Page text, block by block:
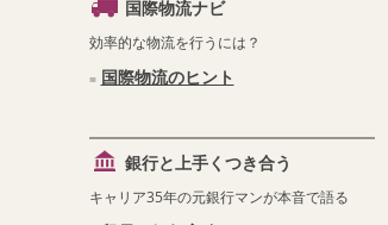
国際物流ナビ
効率的な物流を行うには？
国際物流のヒント
銀行と上手くつき合う
キャリア35年の元銀行マンが本音で語る